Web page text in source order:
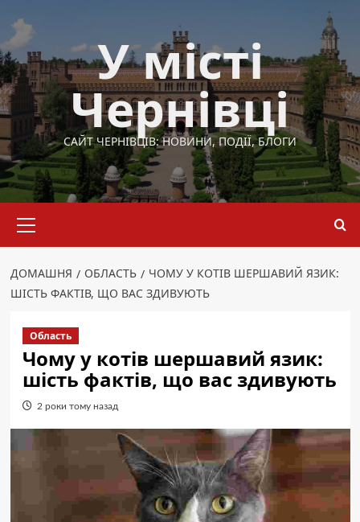
до
вмісту
У місті
Чернівці
САЙТ ЧЕРНІВЦІВ: НОВИНИ, ПОДІЇ, БЛОГИ
меню
ДОМАШНЯ ОБЛАСТЬ
ЧОМУ У КОТІВ ШЕРШАВИЙ ЯЗИК:
ШІСТЬ ФАКТІВ, ЩО ВАС ЗДИВУЮТЬ
Область
Чому у котів шершавий язик:
шість фактів, що вас здивують
2 роки тому назад